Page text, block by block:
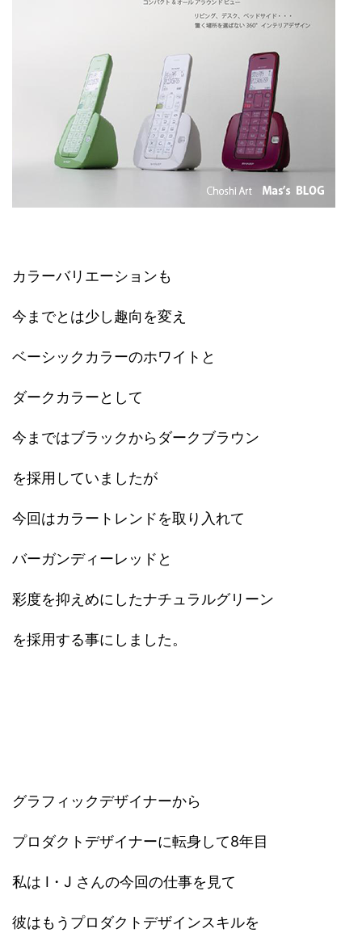
カラーバリエーションも
今までとは少し趣向を変え
ベーシックカラーのホワイトと
ダークカラーとして
今まではブラックからダークブラウン
を採用していましたが
今回はカラートレンドを取り入れて
バーガンディーレッドと
彩度を抑えめにしたナチュラルグリーン
を採用する事にしました。
グラフィックデザイナーから
プロダクトデザイナーに転身して8年目
私は I・J さんの今回の仕事を見て
彼はもうプロダクトデザインスキルを